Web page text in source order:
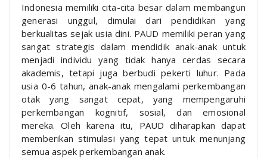
Indonesia memiliki cita-cita besar dalam membangun
generasi unggul, dimulai dari pendidikan yang
berkualitas sejak usia dini. PAUD memiliki peran yang
sangat strategis dalam mendidik anak-anak untuk
menjadi individu yang tidak hanya cerdas secara
akademis, tetapi juga berbudi pekerti luhur. Pada
usia 0-6 tahun, anak-anak mengalami perkembangan
otak yang sangat cepat, yang mempengaruhi
perkembangan kognitif, sosial, dan emosional
mereka. Oleh karena itu, PAUD diharapkan dapat
memberikan stimulasi yang tepat untuk menunjang
semua aspek perkembangan anak.